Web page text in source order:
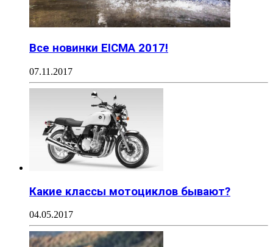
Все новинки EICMA 2017!
07.11.2017
Какие классы мотоциклов бывают?
04.05.2017